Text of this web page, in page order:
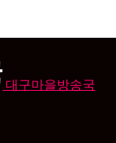
대구마을방송국